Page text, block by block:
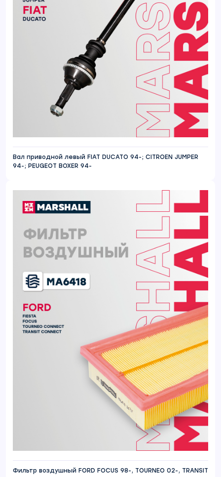
Вал приводной левый FIAT DUCATO 94-; CITROEN JUMPER
94-; PEUGEOT BOXER 94-
Фильтр воздушный FORD FOCUS 98-, TOURNEO 02-, TRANSIT